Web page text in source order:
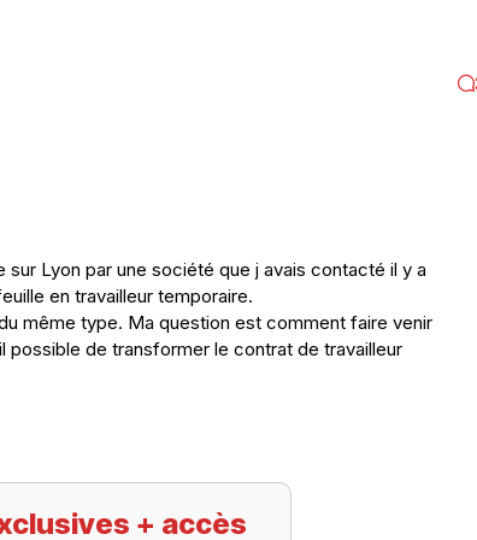
Lyon par une société que j avais contacté il y a
en travailleur temporaire.
même type. Ma question est comment faire venir
de transformer le contrat de travailleur
+ accès